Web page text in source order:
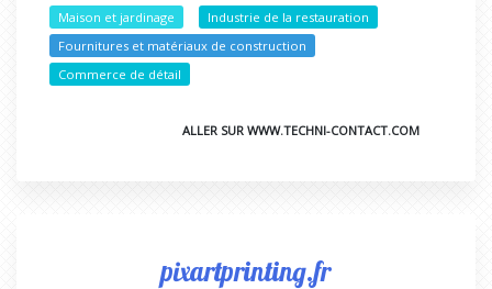
Maison et jardinage
Industrie de la restauration
Fournitures et matériaux de construction
Commerce de détail
ALLER SUR WWW.TECHNI-CONTACT.COM
pixartprinting.fr